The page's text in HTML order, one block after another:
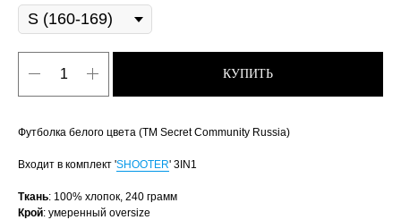
КУПИТЬ
Футболка белого цвета (ТМ Secret Community Russia)
Входит в комплект 'SHOOTER' 3IN1
Ткань: 100% хлопок, 240 грамм
Крой: умеренный oversize